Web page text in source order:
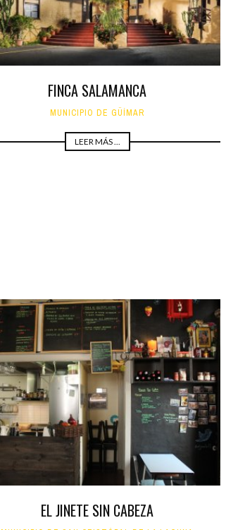
FINCA SALAMANCA
MUNICIPIO DE GÜÍMAR
LEER MÁS ...
EL JINETE SIN CABEZA